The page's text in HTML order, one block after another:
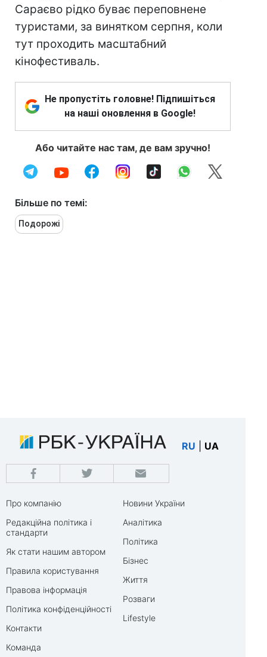
Сараєво рідко буває переповнене
туристами, за винятком серпня, коли
тут проходить масштабний
кінофестиваль.
Не пропустіть головне! Підпишіться
на наші оновлення в Google!
Або читайте нас там, де вам зручно!
Більше по темі:
Подорожі
RU UA
Про компанію
Редакційна політика і
стандарти
Як стати нашим автором
Правила користування
Правова інформація
Політика конфіденційності
Контакти
Команда
Новини України
Аналітика
Політика
Бізнес
Життя
Розваги
Lifestyle